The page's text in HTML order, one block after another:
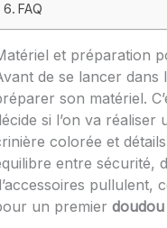
FAQ
et préparation
de se lancer dans
son matériel.
si l’on va
colorée et
entre sécurité,
pullulent,
un premier